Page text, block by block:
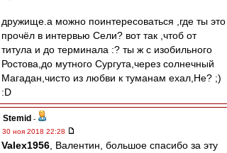
дружище.а можно поинтересоваться ,где ты это
прочёл в интервью Сели? вот так ,чтоб от
титула и до терминала :? ты ж с изобильного
Ростова,до мутного Сургута,через солнечный
Магадан,чисто из любви к туманам ехал,Не? ;)
:D
Stemid -
30 ноя 2018 22:28
Valex1956 , Валентин, большое спасибо за эту